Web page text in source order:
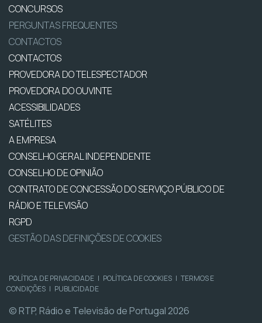
CONCURSOS
PERGUNTAS FREQUENTES
CONTACTOS
CONTACTOS
PROVEDORA DO TELESPECTADOR
PROVEDORA DO OUVINTE
ACESSIBILIDADES
SATÉLITES
A EMPRESA
CONSELHO GERAL INDEPENDENTE
CONSELHO DE OPINIÃO
CONTRATO DE CONCESSÃO DO SERVIÇO PÚBLICO DE
RÁDIO E TELEVISÃO
RGPD
GESTÃO DAS DEFINIÇÕES DE COOKIES
POLÍTICA DE PRIVACIDADE | POLÍTICA DE COOKIES | TERMOS E
CONDIÇÕES | PUBLICIDADE
© RTP, Rádio e Televisão de Portugal 2026